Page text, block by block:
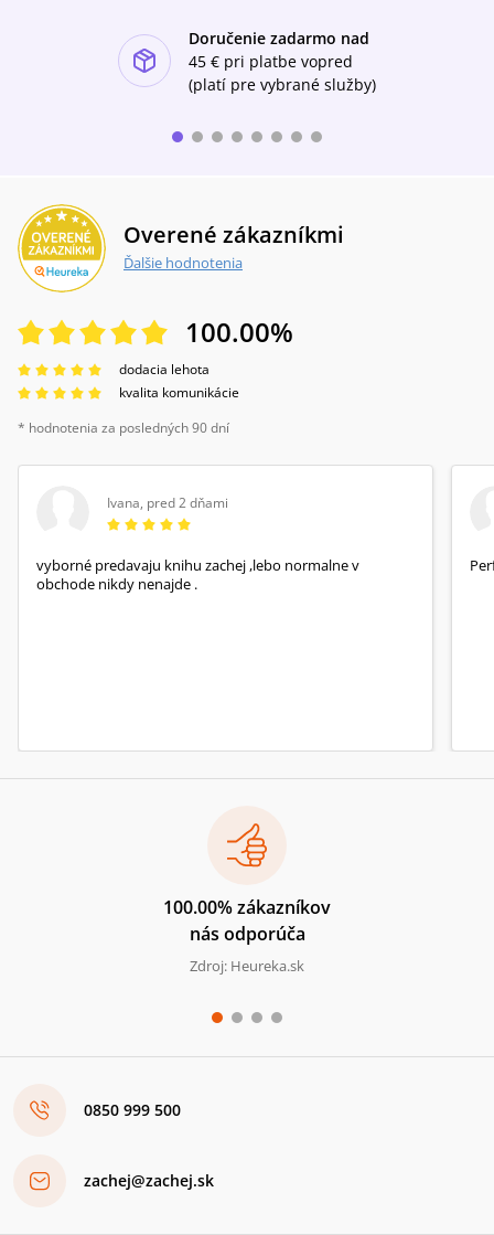
Doručenie zadarmo nad
45 € pri platbe vopred
(platí pre vybrané služby)
Overené zákazníkmi
Ďalšie hodnotenia
100.00%
dodacia lehota
kvalita komunikácie
* hodnotenia za posledných 90 dní
Ivana, pred 2 dňami
vyborné predavaju knihu zachej ,lebo normalne v
obchode nikdy nenajde .
100.00% zákazníkov
nás odporúča
Zdroj: Heureka.sk
0850 999 500
zachej@zachej.sk